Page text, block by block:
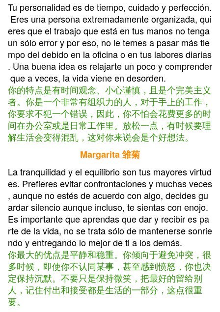
Tu personalidad es de tiempo, cuidado y perfección.
Eres una persona extremadamente organizada, qui
eres que el trabajo que está en tus manos no tenga
un sólo error y por eso, no le temes a pasar más tie
mpo del debido en la oficina o en tus labores diarias
. Una buena idea es relajarte un poco y comprender
que a veces, la vida viene en desorden.
你的特点是有时间观念、小心谨慎，且是个完美主义
者。你是一个非常有组织力的人，对于手上的工作，
你要求不犯一个错误，因此，你不怕会花费更多的时
间在办公室或是日常工作里。放松一点，有时候要理
解生活会变得混乱，这对你来说会是个好想法。
Margarita 雏菊
La tranquilidad y el equilibrio son tus mayores virtud
es. Prefieres evitar confrontaciones y muchas veces
, aunque no estés de acuerdo con algo, decides gu
ardar silencio aunque incluso, te sientas con enojo.
Es importante que aprendas que dar y recibir es pa
rte de la vida, no se trata sólo de mantenerse sonrie
ndo y entregando lo mejor de ti a los demás.
你最大的优点是平静和稳重。你倾向于避免冲突，很
多时候，即使你不认同某事，甚至感到愤怒，你也决
定保持沉默。不要只是保持微笑，把最好的留给别
人，记住付出和接受都是生活的一部分，这点很重
要。